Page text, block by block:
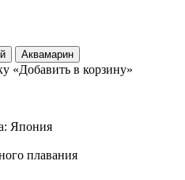
Аквамарин
«Добавить в корзину»
Япония
плавания